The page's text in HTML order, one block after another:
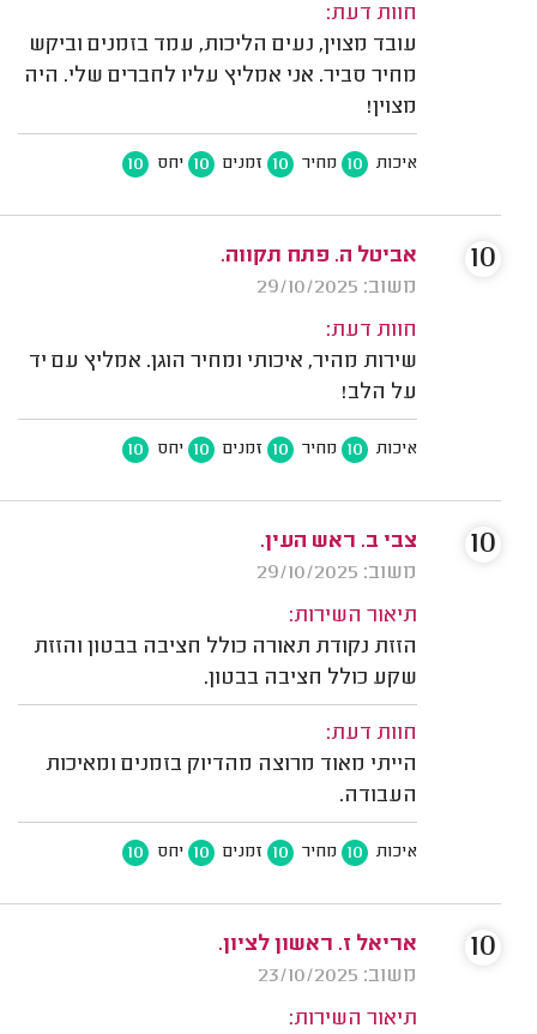
חוות דעת:
עובד מצוין, נעים הליכות, עמד בזמנים וביקש
מחיר סביר. אני אמליץ עליו לחברים שלי. היה
מצוין!
איכות 10 מחיר 10 זמנים 10 יחס 10
אביטל ה. פתח תקווה.
משוב: 29/10/2025
חוות דעת:
שירות מהיר, איכותי ומחיר הוגן. אמליץ עם יד
על הלב!
איכות 10 מחיר 10 זמנים 10 יחס 10
10
צבי ב. ראש העין.
משוב: 29/10/2025
תיאור השירות:
הזזת נקודת תאורה כולל חציבה בבטון והזזת
שקע כולל חציבה בבטון.
חוות דעת:
הייתי מאוד מרוצה מהדיוק בזמנים ומאיכות
העבודה.
איכות 10 מחיר 10 זמנים 10 יחס 10
10
אריאל ז. ראשון לציון.
משוב: 23/10/2025
תיאור השירות:
10